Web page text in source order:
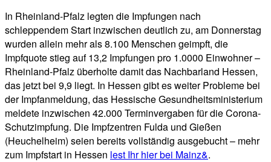
In Rheinland-Pfalz legten die Impfungen nach
schleppendem Start inzwischen deutlich zu, am Donnerstag
wurden allein mehr als 8.100 Menschen geimpft, die
Impfquote stieg auf 13,2 Impfungen pro 1.0000 Einwohner –
Rheinland-Pfalz überholte damit das Nachbarland Hessen,
das jetzt bei 9,9 liegt. In Hessen gibt es weiter Probleme bei
der Impfanmeldung, das Hessische Gesundheitsministerium
meldete inzwischen 42.000 Terminvergaben für die Corona-
Schutzimpfung. Die Impfzentren Fulda und Gießen
(Heuchelheim) seien bereits vollständig ausgebucht – mehr
zum Impfstart in Hessen lest Ihr hier bei Mainz&.